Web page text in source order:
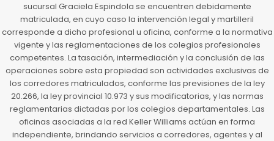
sucursal Graciela Espindola se encuentren debidamente
matriculada, en cuyo caso la intervención legal y martilleril
corresponde a dicho profesional u oficina, conforme a la normativa
vigente y las reglamentaciones de los colegios profesionales
competentes. La tasación, intermediación y la conclusión de las
operaciones sobre esta propiedad son actividades exclusivas de
los corredores matriculados, conforme las previsiones de la ley
20.266, la ley provincial 10.973 y sus modificatorias, y las normas
reglamentarias dictadas por los colegios departamentales. Las
oficinas asociadas a la red Keller Williams actúan en forma
independiente, brindando servicios a corredores, agentes y al